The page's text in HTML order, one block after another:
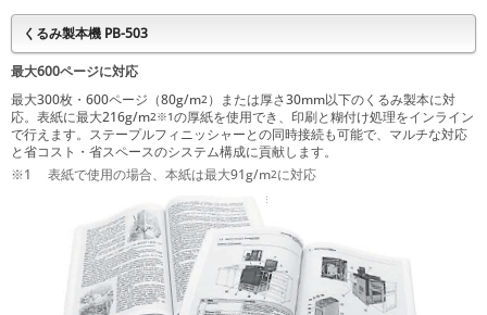
くるみ製本機 PB-503
最大600ページに対応
最大300枚・600ページ（80g/m2）または厚さ30mm以下のくるみ製本に対
応。表紙に最大216g/m2※1の厚紙を使用でき、印刷と糊付け処理をインライン
で行えます。ステープルフィニッシャーとの同時接続も可能で、マルチな対応
と省コスト・省スペースのシステム構成に貢献します。
※1
表紙で使用の場合、本紙は最大91g/m2に対応